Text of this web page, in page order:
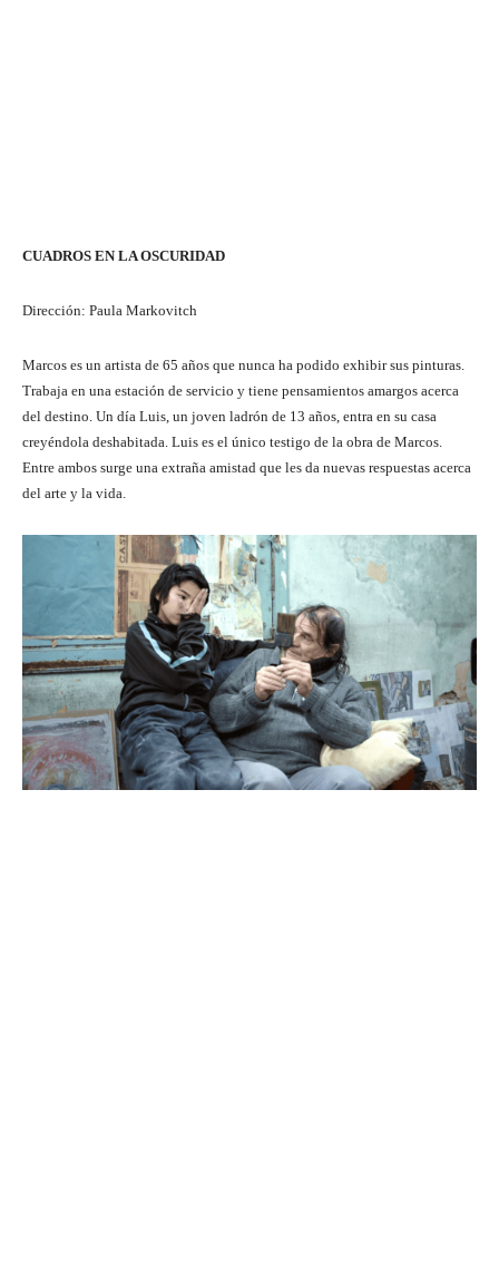
CUADROS EN LA OSCURIDAD
Dirección: Paula Markovitch
Marcos es un artista de 65 años que nunca ha podido exhibir sus pinturas.
Trabaja en una estación de servicio y tiene pensamientos amargos acerca
del destino. Un día Luis, un joven ladrón de 13 años, entra en su casa
creyéndola deshabitada. Luis es el único testigo de la obra de Marcos.
Entre ambos surge una extraña amistad que les da nuevas respuestas acerca
del arte y la vida.